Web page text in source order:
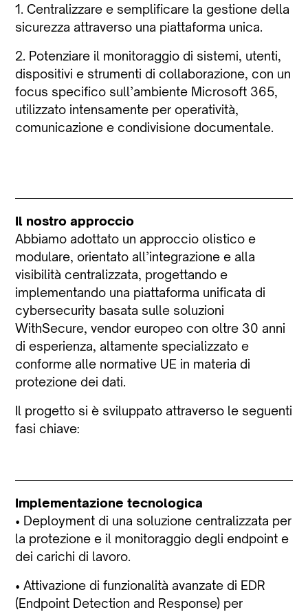
1. Centralizzare e semplificare la gestione della
sicurezza attraverso una piattaforma unica.
2. Potenziare il monitoraggio di sistemi, utenti,
dispositivi e strumenti di collaborazione, con un
focus specifico sull’ambiente Microsoft 365,
utilizzato intensamente per operatività,
comunicazione e condivisione documentale.
Il nostro approccio
Abbiamo adottato un approccio olistico e
modulare, orientato all’integrazione e alla
visibilità centralizzata, progettando e
implementando una piattaforma unificata di
cybersecurity basata sulle soluzioni
WithSecure, vendor europeo con oltre 30 anni
di esperienza, altamente specializzato e
conforme alle normative UE in materia di
protezione dei dati.
Il progetto si è sviluppato attraverso le seguenti
fasi chiave:
Implementazione tecnologica
• Deployment di una soluzione centralizzata per
la protezione e il monitoraggio degli endpoint e
dei carichi di lavoro.
• Attivazione di funzionalità avanzate di EDR
(Endpoint Detection and Response) per